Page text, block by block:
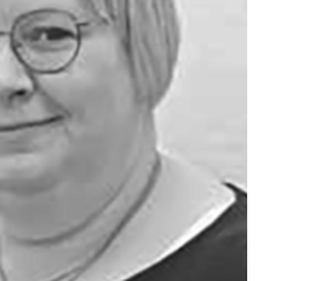
THEMEN
ANGEBOTE